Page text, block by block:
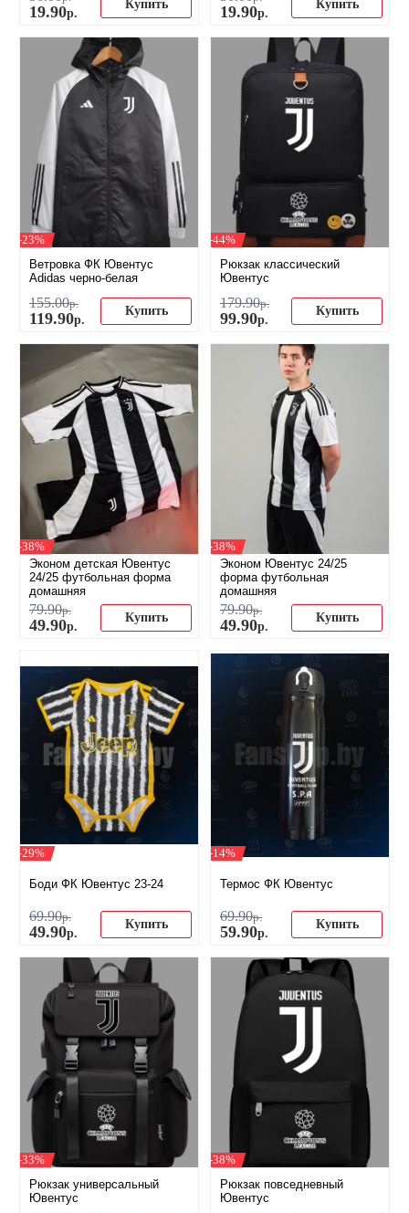
19.90р.
Купить 19.90р.
Купить
-23%
Ветровка ФК Ювентус
Adidas черно-белая
155.00р.
119.90р.
Купить
-44%
Рюкзак классический
Ювентус
179.90р.
99.90р.
Купить
-38%
Эконом детская Ювентус
24/25 футбольная форма
домашняя
79.90р.
49.90р.
Купить
-38%
Эконом Ювентус 24/25
форма футбольная
домашняя
79.90р.
49.90р.
Купить
-29%
Боди ФК Ювентус 23-24
69.90р.
49.90р.
Купить
-14%
Термос ФК Ювентус
69.90р.
59.90р.
Купить
-33%
Рюкзак универсальный
Ювентус
-38%
Рюкзак повседневный
Ювентус